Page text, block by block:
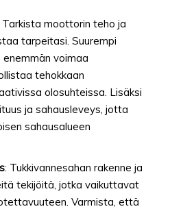
Tarkista moottorin teho ja
tarpeitasi. Suurempi
voimaa
tehokkaan
olosuhteissa. Lisäksi
ja sahausleveys, jotta
sahausalueen
: Tukkivannesahan rakenne ja
tekijöitä, jotka vaikuttavat
Varmista, että